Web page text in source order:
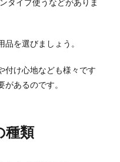
タイプ使うなどがありま
品を選びましょう。
付け心地なども様々です
あるのです。
種類